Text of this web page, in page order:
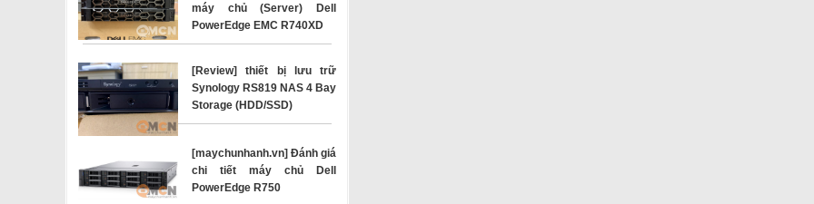
máy chủ (Server) Dell
PowerEdge EMC R740XD
[Review] thiết bị lưu trữ
Synology RS819 NAS 4 Bay
Storage (HDD/SSD)
[maychunhanh.vn] Đánh giá
chi tiết máy chủ Dell
PowerEdge R750